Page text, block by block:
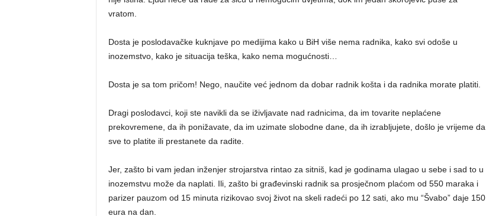
vratom.
Dosta je poslodavačke kuknjave po medijima kako u BiH više nema radnika, kako svi odoše u
inozemstvo, kako je situacija teška, kako nema mogućnosti…
Dosta je sa tom pričom! Nego, naučite već jednom da dobar radnik košta i da radnika morate platiti.
Dragi poslodavci, koji ste navikli da se iživljavate nad radnicima, da im tovarite neplaćene
prekovremene, da ih ponižavate, da im uzimate slobodne dane, da ih izrabljujete, došlo je vrijeme da
sve to platite ili prestanete da radite.
Jer, zašto bi vam jedan inženjer strojarstva rintao za sitniš, kad je godinama ulagao u sebe i sad to u
inozemstvu može da naplati. Ili, zašto bi građevinski radnik sa prosječnom plaćom od 550 maraka i
parizer pauzom od 15 minuta rizikovao svoj život na skeli radeći po 12 sati, ako mu “Švabo” daje 150
eura na dan.